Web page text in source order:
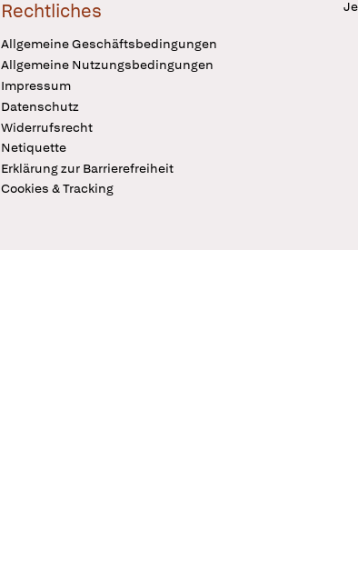
Rechtliches
Allgemeine Geschäftsbedingungen
Allgemeine Nutzungsbedingungen
Impressum
Datenschutz
Widerrufsrecht
Netiquette
Erklärung zur Barrierefreiheit
Cookies & Tracking